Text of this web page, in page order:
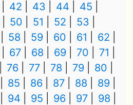
42 43 44
45
50 51 52
53
58 59 60 61
62
67 68 69 70
71
76 77 78 79
80
85 86 87 88
89
94 95 96 97
98